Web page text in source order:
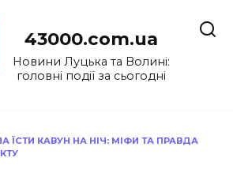
43000.com.ua
Новини Луцька та Волині:
головні події за сьогодні
ЇСТИ КАВУН НА НІЧ: МІФИ ТА ПРАВДА